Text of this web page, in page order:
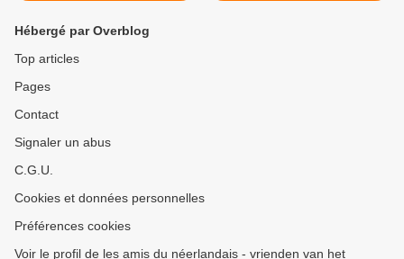
Hébergé par Overblog
Top articles
Pages
Contact
Signaler un abus
C.G.U.
Cookies et données personnelles
Préférences cookies
Voir le profil de les amis du néerlandais - vrienden van het